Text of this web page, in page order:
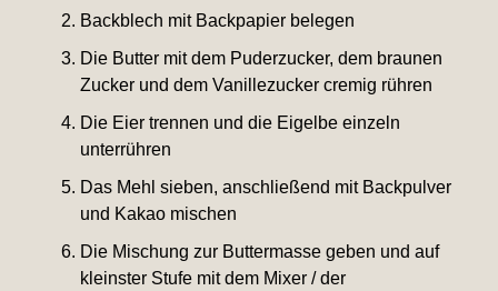
Backblech mit Backpapier belegen
Die Butter mit dem Puderzucker, dem braunen
Zucker und dem Vanillezucker cremig rühren
Die Eier trennen und die Eigelbe einzeln
unterrühren
Das Mehl sieben, anschließend mit Backpulver
und Kakao mischen
Die Mischung zur Buttermasse geben und auf
kleinster Stufe mit dem Mixer / der